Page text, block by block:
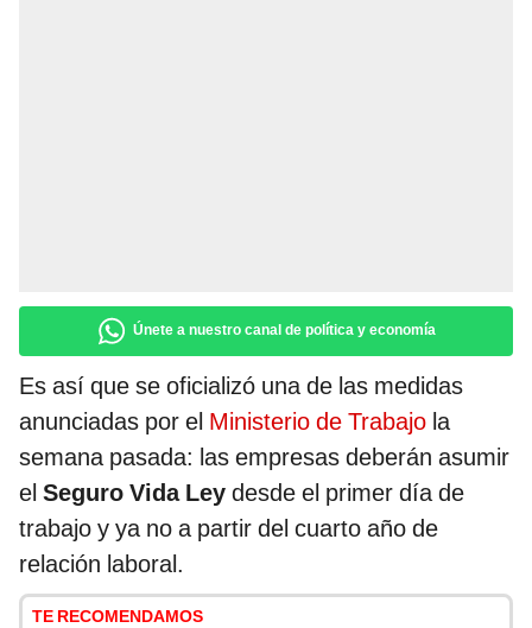
Únete a nuestro canal de política y economía
Es así que se oficializó una de las medidas
anunciadas por el Ministerio de Trabajo la
semana pasada: las empresas deberán asumir
el Seguro Vida Ley desde el primer día de
trabajo y ya no a partir del cuarto año de
relación laboral.
TE RECOMENDAMOS